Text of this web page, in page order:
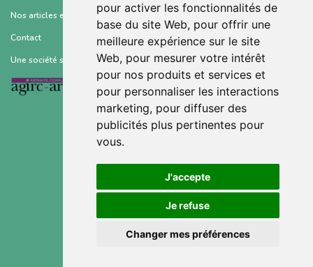
pour activer les fonctionnalités de
base du site Web, pour offrir une
meilleure expérience sur le site
Web, pour mesurer votre intérêt
pour nos produits et services et
pour personnaliser les interactions
marketing, pour diffuser des
publicités plus pertinentes pour
vous.
J'accepte
Je refuse
Changer mes préférences
Nos articles et ressources
Contact
Une société soutenue par :
Conditions générales d’utilisation
Mentions légales
Gestion des cookies